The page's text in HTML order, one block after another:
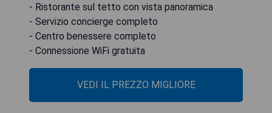
- Ristorante sul tetto con vista panoramica
- Servizio concierge completo
- Centro benessere completo
- Connessione WiFi gratuita
VEDI IL PREZZO MIGLIORE